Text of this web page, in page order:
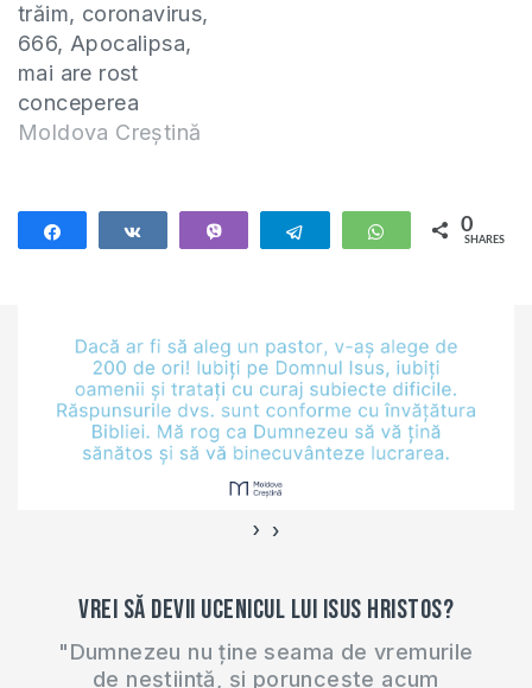
trăim, coronavirus,
666, Apocalipsa,
mai are rost
conceperea
copiilor? Probabil
gândesc tot mai des
la această întrebare
Răspund la acestă
întrebare în baza
învățăturii Sfintelor
Scripturi. Vă invit să
citiți articole de pe
www.moldovacrestina.md
Moldova Creștină
Telegram WhatsApp
0
SHARES
‹ ›
Vrei să devii ucenicul lui Isus Hristos?
"Dumnezeu nu ține seama de vremurile
de neștiință, și poruncește acum